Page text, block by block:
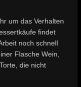
um das Verhalten
findet
noch schnell
Flasche Wein,
die nicht